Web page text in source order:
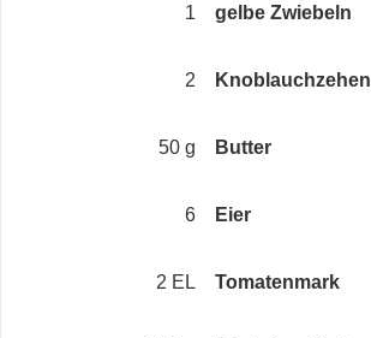
1 gelbe Zwiebeln
2 Knoblauchzehen
50 g Butter
6 Eier
2 EL Tomatenmark